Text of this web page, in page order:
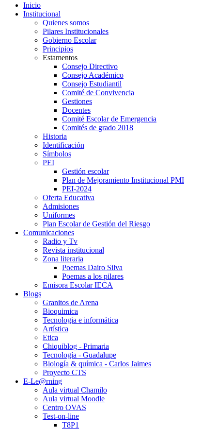
Inicio
Institucional
Quienes somos
Pilares Institucionales
Gobierno Escolar
Principios
Estamentos
Consejo Directivo
Consejo Académico
Consejo Estudiantil
Comité de Convivencia
Gestiones
Docentes
Comité Escolar de Emergencia
Comités de grado 2018
Historia
Identificación
Símbolos
PEI
Gestión escolar
Plan de Mejoramiento Institucional PMI
PEI-2024
Oferta Educativa
Admisiones
Uniformes
Plan Escolar de Gestión del Riesgo
Comunicaciones
Radio y Tv
Revista institucional
Zona literaria
Poemas Dairo Silva
Poemas a los pilares
Emisora Escolar IECA
Blogs
Granitos de Arena
Bioquimica
Tecnologia e informática
Artística
Etica
Chiquiblog - Primaria
Tecnología - Guadalupe
Biología & química - Carlos Jaimes
Proyecto CTS
E-Le@rning
Aula virtual Chamilo
Aula virtual Moodle
Centro OVAS
Test-on-line
T8P1